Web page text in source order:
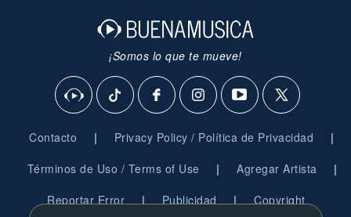
¡Somos lo que te mueve!
Contacto | Privacy Policy / Política de Privacidad |
Términos de Uso / Terms of Use | Agregar Artista |
Reportar Error | Publicidad | Copyright